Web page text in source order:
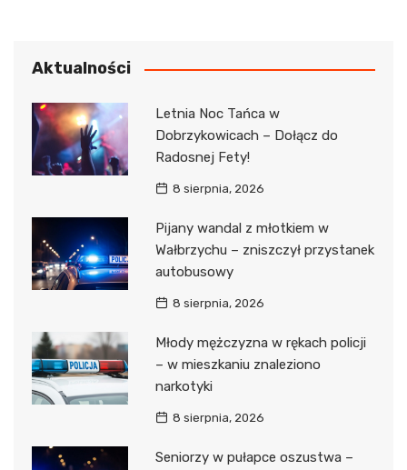
Aktualności
Letnia Noc Tańca w
Dobrzykowicach – Dołącz do
Radosnej Fety!
8 sierpnia, 2026
Pijany wandal z młotkiem w
Wałbrzychu – zniszczył przystanek
autobusowy
8 sierpnia, 2026
Młody mężczyzna w rękach policji
– w mieszkaniu znaleziono
narkotyki
8 sierpnia, 2026
Seniorzy w pułapce oszustwa –